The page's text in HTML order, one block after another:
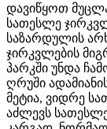
დავიწყოთ
სათესლე
საზარდულის
ჯირკვლების
პარკში უნდა
ღრუში
მეტია, ვიდრე
აძლევს